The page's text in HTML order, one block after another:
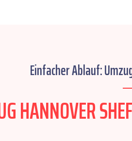
Einfacher Ablauf:
HANNOVER